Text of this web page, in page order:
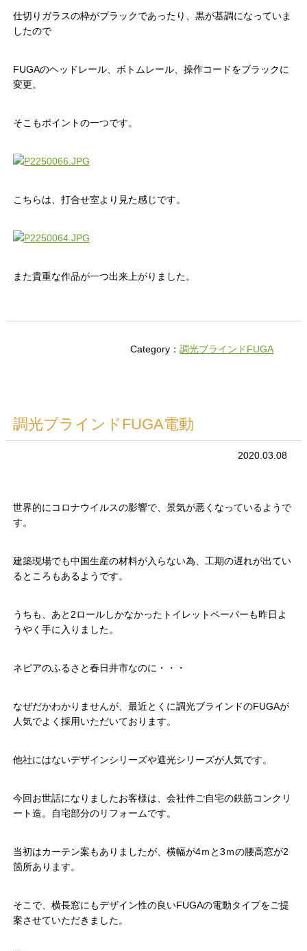
仕切りガラスの枠がブラックであったり、黒が基調になっていま
したので
FUGAのヘッドレール、ボトムレール、操作コードをブラックに
変更。
そこもポイントの一つです。
こちらは、打合せ室より見た感じです。
また貴重な作品が一つ出来上がりました。
Category：調光ブラインドFUGA
調光ブラインドFUGA電動
2020.03.08
世界的にコロナウイルスの影響で、景気が悪くなっているようで
す。
建築現場でも中国生産の材料が入らない為、工期の遅れが出てい
るところもあるようです。
うちも、あと2ロールしかなかったトイレットペーパーも昨日よ
うやく手に入りました。
ネピアのふるさと春日井市なのに・・・
なぜだかわかりませんが、最近とくに調光ブラインドのFUGAが
人気でよく採用いただいております。
他社にはないデザインシリーズや遮光シリーズが人気です。
今回お世話になりましたお客様は、会社件ご自宅の鉄筋コンクリ
ート造。自宅部分のリフォームです。
当初はカーテン案もありましたが、横幅が4ｍと3ｍの腰高窓が2
箇所あります。
そこで、横長窓にもデザイン性の良いFUGAの電動タイプをご提
案させていただきました。